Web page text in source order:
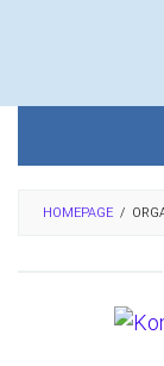
HOMEPAGE /